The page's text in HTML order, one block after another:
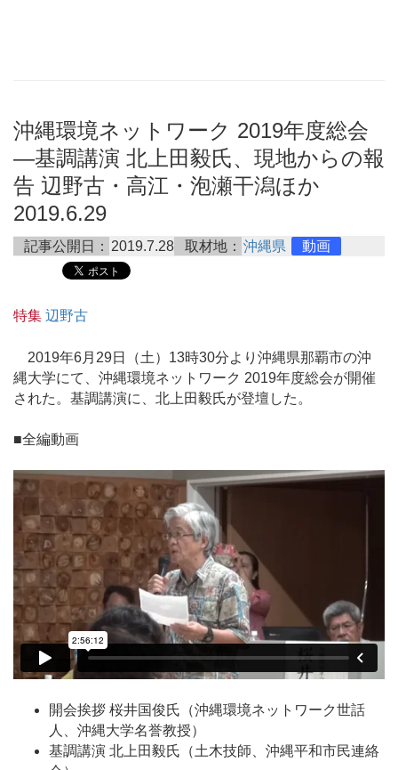
沖縄環境ネットワーク 2019年度総会
―基調講演 北上田毅氏、現地からの報
告 辺野古・高江・泡瀬干潟ほか
2019.6.29
記事公開日： 2019.7.28 取材地： 沖縄県 動画
特集 辺野古
2019年6月29日（土）13時30分より沖縄県那覇市の沖
縄大学にて、沖縄環境ネットワーク 2019年度総会が開催
された。基調講演に、北上田毅氏が登壇した。
■全編動画
開会挨拶 桜井国俊氏（沖縄環境ネットワーク世話
人、沖縄大学名誉教授）
基調講演 北上田毅氏（土木技師、沖縄平和市民連絡